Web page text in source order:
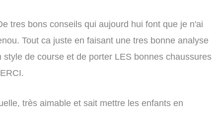
tres bons conseils qui aujourd hui font que je n'ai
Tout ca juste en faisant une tres bonne analyse
style de course et de porter LES bonnes chaussures
très aimable et sait mettre les enfants en